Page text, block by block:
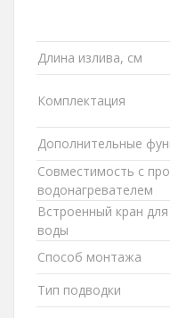
Длина излива, см
Комплектация
Дополнительные
Совместимость с
водонагревателем
Встроенный кран
воды
Способ монтажа
Тип подводки